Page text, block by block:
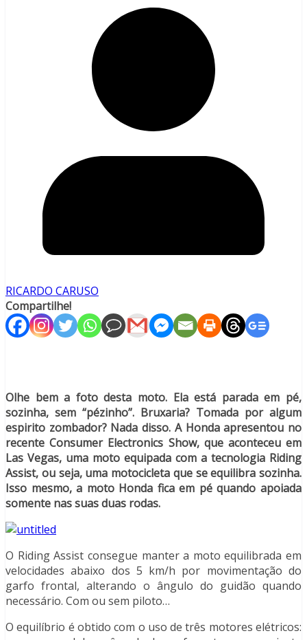
RICARDO CARUSO
Compartilhe!
Olhe bem a foto desta moto. Ela está parada em pé,
sozinha, sem “pézinho”. Bruxaria? Tomada por algum
espirito zombador? Nada disso. A Honda apresentou no
recente Consumer Electronics Show, que aconteceu em
Las Vegas, uma moto equipada com a tecnologia Riding
Assist, ou seja, uma motocicleta que se equilibra sozinha.
Isso mesmo, a moto Honda fica em pé quando apoiada
somente nas suas duas rodas.
O Riding Assist consegue manter a moto equilibrada em
velocidades abaixo dos 5 km/h por movimentação do
garfo frontal, alterando o ângulo do guidão quando
necessário. Com ou sem piloto…
O equilíbrio é obtido com o uso de três motores elétricos: